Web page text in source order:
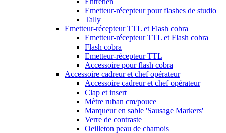
Emetteur-récepteur pour flashes de studio
Tally
Emetteur-récepteur TTL et Flash cobra
Emetteur-récepteur TTL et Flash cobra
Flash cobra
Emetteur-récepteur TTL
Accessoire pour flash cobra
Accessoire cadreur et chef opérateur
Accessoire cadreur et chef opérateur
Clap et insert
Mètre ruban cm/pouce
Marqueur en sable 'Sausage Markers'
Verre de contraste
Oeilleton peau de chamois